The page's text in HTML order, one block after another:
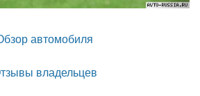
автомобиля
владельцев